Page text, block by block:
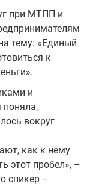
при МТПП и
тему: «Единый
к
».
и
поняла,
вокруг
как к нему
этот пробел», –
спикер –